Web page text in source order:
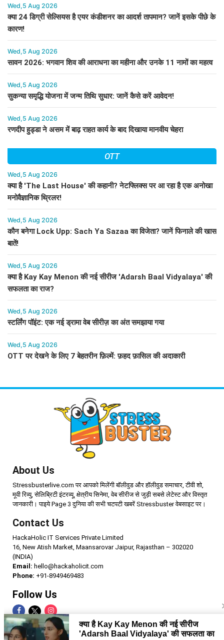
Wed,5 Aug 2026
क्या 24 डिग्री सेल्सियस है एयर कंडीशनर का आदर्श तापमान? जानें इसके पीछे के
कारण!
Wed,5 Aug 2026
सावन 2026: भगवान शिव की आराधना का महीना और उनके 11 नामों का महत्व
Wed,5 Aug 2026
सुकन्या समृद्धि योजना में जन्म तिथि सुधार: जानें कैसे करें आवेदन!
Wed,5 Aug 2026
रणदीप हुड्डा ने असम में बाढ़ राहत कार्य के बाद दिखाया मानवीय चेहरा
OTT
Wed,5 Aug 2026
क्या है 'The Last House' की कहानी? नेटफ्लिक्स पर आ रहा है एक अनोखा
मनोवैज्ञानिक थ्रिलर!
Wed,5 Aug 2026
कौन बनेगा Lock Upp: Sach Ya Sazaa का विजेता? जानें फिनाले की खास
बातें!
Wed,5 Aug 2026
क्या है Kay Kay Menon की नई सीरीज 'Adarsh Baal Vidyalaya' की
सफलता का राज?
Wed,5 Aug 2026
स्टर्लिंग पॉइंट: एक नई ड्रामा वेब सीरीज़ का अंत समझाया गया
Wed,5 Aug 2026
OTT पर देखने के लिए 7 बेहतरीन फ़िल्में: फ़हद फ़ासिल की अदाकारी
About Us
Stressbusterlive.com पर आपको मिलेंगी बॉलीवुड और हॉलीवुड समाचार, टीवी शो,
मूवी रिव्यु, सेलिब्रिटी इंटरव्यू, क्षेत्रीय सिनेमा, वेब सीरीज से जुड़ी सबसे लेटेस्ट और विस्तृत
जानकारी। पाइये Page 3 दुनिया की सभी चटपटी खबरें Stressbuster वेबसाइट पर।
Contact Us
HackaHolic IT Services Private Limited
16, New Atish Market, Maansarovar Jaipur, Rajasthan – 302020
(INDIA)
Email: hello@hackaholicit.com
Phone: +91-8949469483
Follow Us